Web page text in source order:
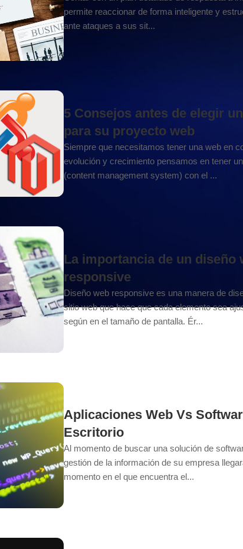
permite reaccionar de forma inteligente y
ante ataques a sus sit...
5 Consejos antes de elegir
para su proyecto web
Siempre que necesitamos tener una web en
evolución y crecimiento pensamos en tener
(content management system) con el ...
La importancia de un diseño
responsive
Diseño web responsive es una manera de
sitio web que hace que cada elemento sea
según en el tamaño de pantalla. Ér...
Aplicaciones Web Vs
Escritorio
Al momento de buscar una solución de
gestión de la información de su empresa
momento en el que encuentra el...